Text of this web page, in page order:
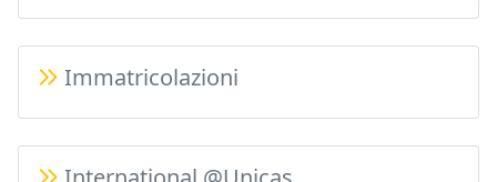
Immatricolazioni